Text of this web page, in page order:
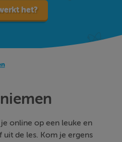
het?
online op een leuke en
de les. Kom je ergens